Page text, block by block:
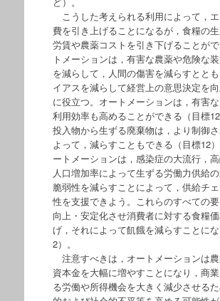
こうした考えられる利用によって，
費を引き上げることになるが，食糧の
労賃や農薬コストを引き下げることが
トメーションは，有害な農薬や危険な
を減らして，人間の傷害を減らすとと
イアスを減らして経営上の意思決定を
に役立つ。オートメーションは，有害
利用効率も高めることができる（目標
投入物から生ずる廃棄物は，より制御
よって，減らすこともできる（目標12
ートメーションは，感染症の大流行，
人口増加率によって生ずる労働力供給
脆弱性を減らすことによって，供給チ
性を支援できよう。これらのすべての
向上・安定化させ消費者に対する食糧
げ，それによって飢餓を減らすことに
2）。
注意すべきは，オートメーションは
資本金を大幅に増やすことになり，商
る労働や所得機会を大きく減少させる